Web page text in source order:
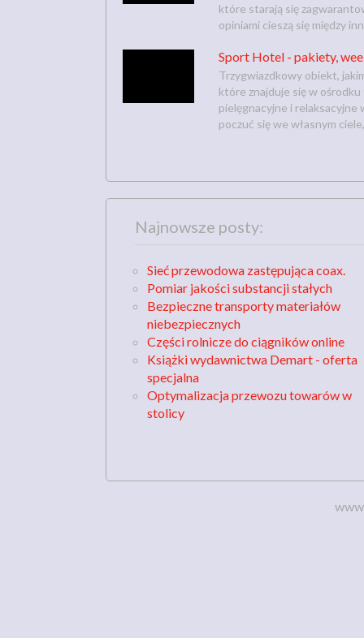
które starają się
opiniami cieszą się między
Sport Hotel - pakiety,
Trzygwiazdkowy obiekt,
które znajduje się w
pielęgnacyjne i relaksacyjne
poczuć się we własnym
Najnowsze posty:
Sieć przewodowa zastępująca coax.
Pomiar jakości substancji stałych
Bezpieczne transporty materiałów
niebezpiecznych
Części rolnicze do ciągników online
Książki wydawnictwa Demart - oferta
specjalna
Optymalizacja przewozu towarów w
stolicy